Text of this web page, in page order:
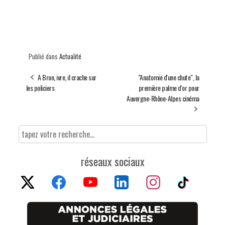
Publié dans Actualité
A Bron, ivre, il crache sur
les policiers
"Anatomie d'une chute", la
première palme d'or pour
Auvergne-Rhône-Alpes cinéma
réseaux sociaux